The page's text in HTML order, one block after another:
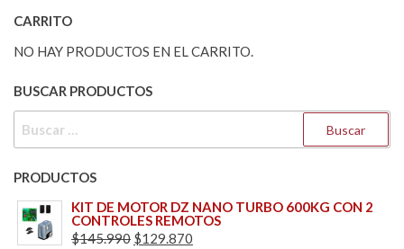
CARRITO
NO HAY PRODUCTOS EN EL CARRITO.
BUSCAR PRODUCTOS
PRODUCTOS
KIT DE MOTOR DZ NANO TURBO 600KG CON 2
CONTROLES REMOTOS
$145.990 EL
$129.870